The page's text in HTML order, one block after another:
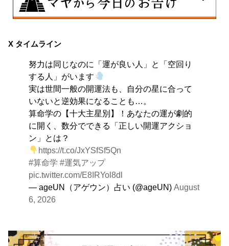
大きくエネルギーを放出する日。日々の活力をため込ん
X タイムライン
努力は同じなのに「運が良い人」と「空回り
する人」がいます
実は世間一般の開運法も、自分の星に合って
いないと逆効果になることも…。
算命学の【十大主星別】！あなたの運が劇的
に開く、数分でできる「正しい開運アクショ
ン」とは？
https://t.co/JxYSfSf5Qn
#算命学 #運気アップ
pic.twitter.com/E8IRYol8dl
— ageUN（アゲウン）占い (@ageUN)August
6, 2026